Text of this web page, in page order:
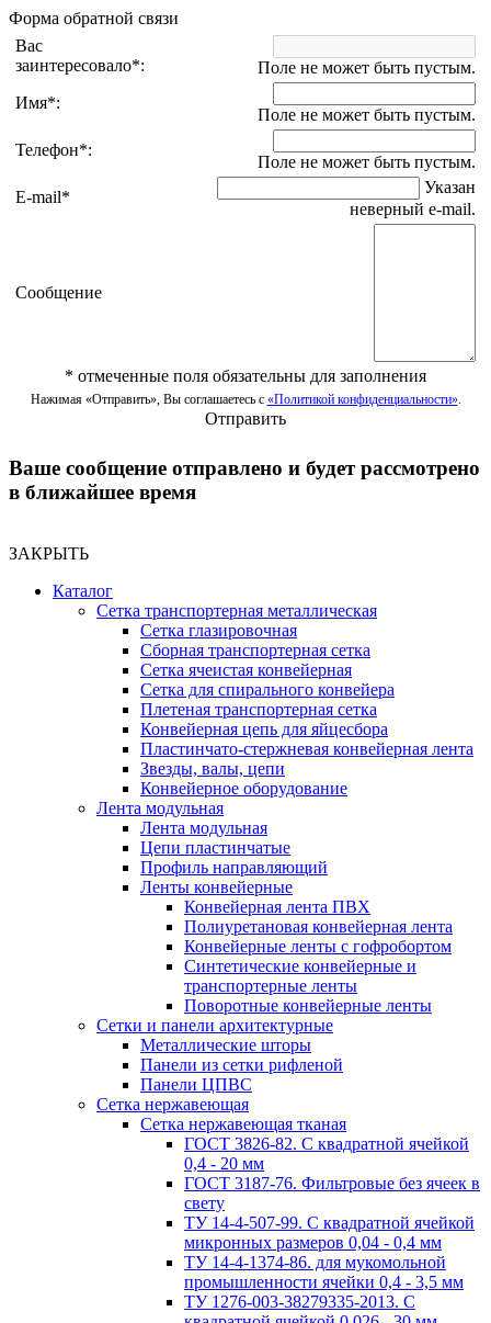
Форма обратной связи
Вас
заинтересовало*:
Поле не может быть пустым.
Имя*:
Поле не может быть пустым.
Телефон*:
Поле не может быть пустым.
E-mail*
Указан
неверный e-mail.
Сообщение
* отмеченные поля обязательны для заполнения
Нажимая «Отправить», Вы соглашаетесь с «Политикой конфиденциальности».
Отправить
Ваше сообщение отправлено и будет рассмотрено
в ближайшее время
ЗАКРЫТЬ
Каталог
Сетка транспортерная металлическая
Сетка глазировочная
Сборная транспортерная сетка
Сетка ячеистая конвейерная
Сетка для спирального конвейера
Плетеная транспортерная сетка
Конвейерная цепь для яйцесбора
Пластинчато-стержневая конвейерная лента
Звезды, валы, цепи
Конвейерное оборудование
Лента модульная
Лента модульная
Цепи пластинчатые
Профиль направляющий
Ленты конвейерные
Конвейерная лента ПВХ
Полиуретановая конвейерная лента
Конвейерные ленты с гофробортом
Синтетические конвейерные и
транспортерные ленты
Поворотные конвейерные ленты
Cетки и панели архитектурные
Металлические шторы
Панели из сетки рифленой
Панели ЦПВС
Сетка нержавеющая
Сетка нержавеющая тканая
ГОСТ 3826-82. C квадратной ячейкой
0,4 - 20 мм
ГОСТ 3187-76. Фильтровые без ячеек в
свету
ТУ 14-4-507-99. C квадратной ячейкой
микронных размеров 0,04 - 0,4 мм
ТУ 14-4-1374-86. для мукомольной
промышленности ячейки 0,4 - 3,5 мм
ТУ 1276-003-38279335-2013. С